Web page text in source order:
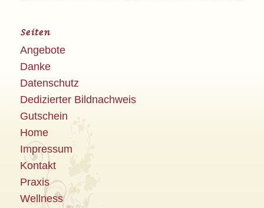
Seiten
Angebote
Danke
Datenschutz
Dedizierter Bildnachweis
Gutschein
Home
Impressum
Kontakt
Praxis
Wellness